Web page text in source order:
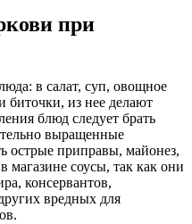
при
в салат, суп, овощное
биточки, из нее делают
блюд следует брать
выращенные
острые приправы, майонез,
магазине соусы, так как они
консервантов,
вредных для